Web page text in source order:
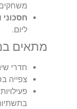
משחקים,
ליום.
מתאים
חדרי
צפייה